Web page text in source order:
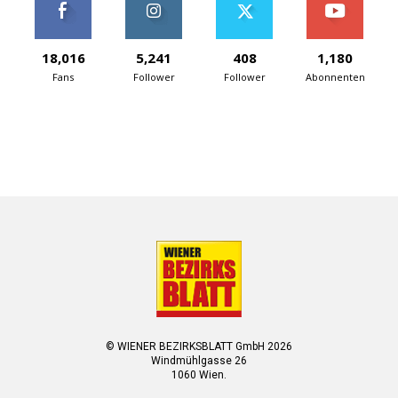
18,016
Fans
5,241
Follower
408
Follower
1,180
Abonnenten
© WIENER BEZIRKSBLATT GmbH 2026
Windmühlgasse 26
1060 Wien.